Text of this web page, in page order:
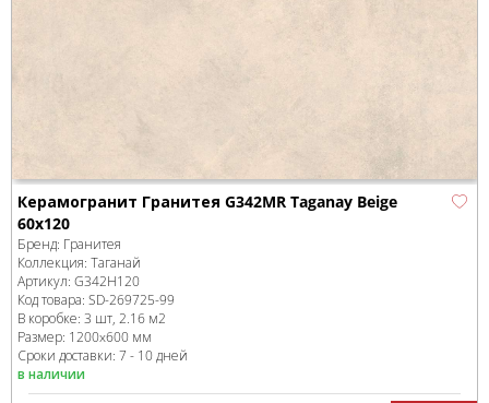
Керамогранит Гранитея G342MR Taganay Beige
60x120
Бренд: Гранитея
Коллекция: Таганай
Артикул: G342Н120
Код товара: SD-269725-99
В коробке: 3 шт, 2.16 м2
Размер: 1200x600 мм
Сроки доставки: 7 - 10 дней
в наличии